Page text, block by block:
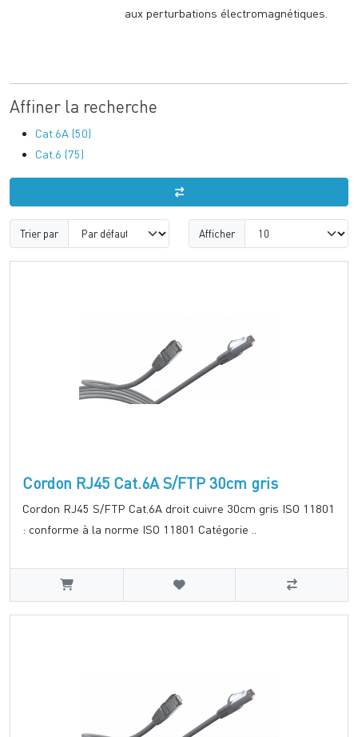
aux perturbations électromagnétiques.
Affiner la recherche
Cat.6A (50)
Cat.6 (75)
Trier par Afficher
Cordon RJ45 Cat.6A S/FTP 30cm gris
Cordon RJ45 S/FTP Cat.6A droit cuivre 30cm gris ISO 11801
: conforme à la norme ISO 11801 Catégorie ..